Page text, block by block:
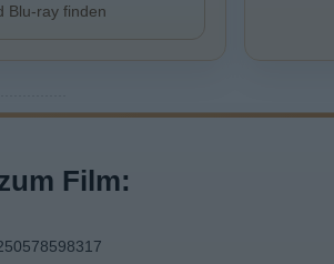
Blu-ray finden
Film: